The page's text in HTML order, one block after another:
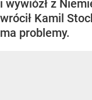
i wywiózł z
wrócił Kamil
ma problemy.